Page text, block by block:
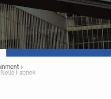
Fabriek